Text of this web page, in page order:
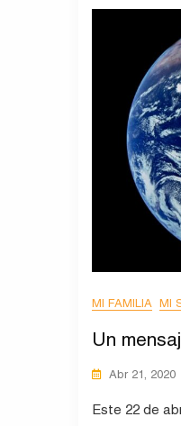
MI FAMILIA MI
Un
Abr 21, 2020
Este 22 de